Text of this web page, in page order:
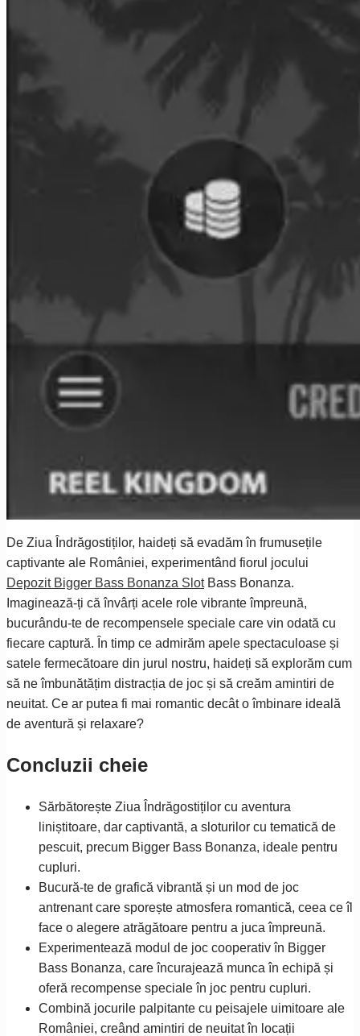
De Ziua Îndrăgostiților, haideți să evadăm în frumusețile
captivante ale României, experimentând fiorul jocului
Depozit Bigger Bass Bonanza SlotBass Bonanza.
Imaginează-ți că învârți acele role vibrante împreună,
bucurându-te de recompensele speciale care vin odată cu
fiecare captură. În timp ce admirăm apele spectaculoase și
satele fermecătoare din jurul nostru, haideți să explorăm cum
să ne îmbunătățim distracția de joc și să creăm amintiri de
neuitat. Ce ar putea fi mai romantic decât o îmbinare ideală
de aventură și relaxare?
Concluzii cheie
Sărbătorește Ziua Îndrăgostiților cu aventura
liniștitoare, dar captivantă, a sloturilor cu tematică de
pescuit, precum Bigger Bass Bonanza, ideale pentru
cupluri.
Bucură-te de grafică vibrantă și un mod de joc
antrenant care sporește atmosfera romantică, ceea ce îl
face o alegere atrăgătoare pentru a juca împreună.
Experimentează modul de joc cooperativ în Bigger
Bass Bonanza, care încurajează munca în echipă și
oferă recompense speciale în joc pentru cupluri.
Combină jocurile palpitante cu peisajele uimitoare ale
României, creând amintiri de neuitat în locații